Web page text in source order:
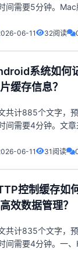
间需要5分钟。Mac
中PS缓存文件的路
找到
06-11 32阅读
系统如何
缓存信息？
共计885个文字，
间需要4分钟。文章
改。文章来自
06-11 31阅读
控制缓存如
效数据管理？
共计835个文字，
间需要4分钟。一